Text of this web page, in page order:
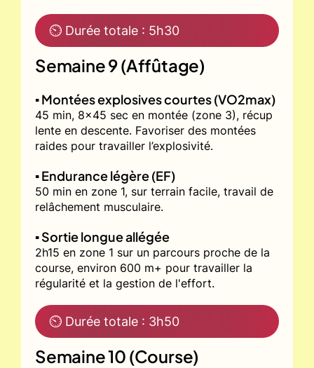
⏲ Durée totale : 5h30
Semaine 9 (Affûtage)
▪️ Montées explosives courtes (VO2max)
45 min, 8x45 sec en montée (zone 3), récup
lente en descente. Favoriser des montées
raides pour travailler l’explosivité.
▪️ Endurance légère (EF)
50 min en zone 1, sur terrain facile, travail de
relâchement musculaire.
▪️ Sortie longue allégée
2h15 en zone 1 sur un parcours proche de la
course, environ 600 m+ pour travailler la
régularité et la gestion de l'effort.
⏲ Durée totale : 3h50
Semaine 10 (Course)